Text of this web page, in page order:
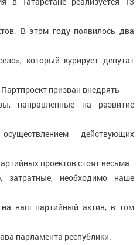
В этом году появилось два
который курирует депутат
призван внедрять
направленные на развитие
действующих
проектов стоят весьма
затратные, необходимо наше
наш партийный актив, в том
парламента республики.